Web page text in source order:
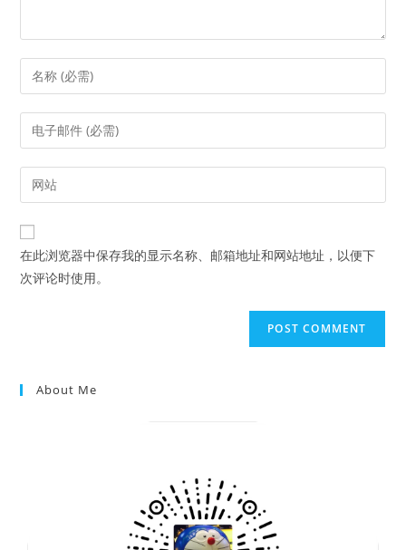
Enter
your
name
comment
Enter
your
email
address
comment
Enter
your
website
URL
(optional)
在此浏览器中保存我的显示名称、邮箱地址和网站地址，以便下
次评论时使用。
About Me